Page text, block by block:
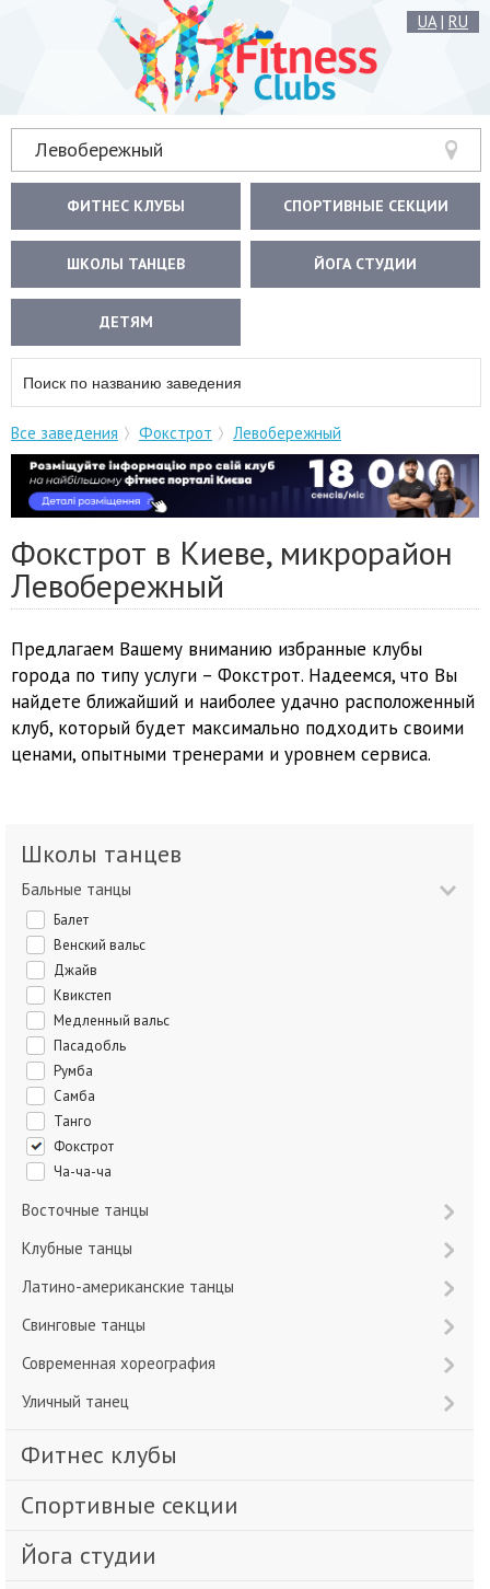
UA| RU
Левобережный
ФИТНЕС КЛУБЫ СПОРТИВНЫЕ СЕКЦИИ
ШКОЛЫ ТАНЦЕВ ЙОГА СТУДИИ
ДЕТЯМ
Все заведения Фокстрот Левобережный
Фокстрот в Киеве, микрорайон
Левобережный
Предлагаем Вашему вниманию избранные клубы
города по типу услуги – Фокстрот. Надеемся, что Вы
найдете ближайший и наиболее удачно расположенный
клуб, который будет максимально подходить своими
ценами, опытными тренерами и уровнем сервиса.
Школы танцев
Бальные танцы
Балет
Венский вальс
Джайв
Квикстеп
Медленный вальс
Пасадобль
Румба
Самба
Танго
Фокстрот
Ча-ча-ча
Восточные танцы
Клубные танцы
Латино-американские танцы
Свинговые танцы
Современная хореография
Уличный танец
Фитнес клубы
Спортивные секции
Йога студии